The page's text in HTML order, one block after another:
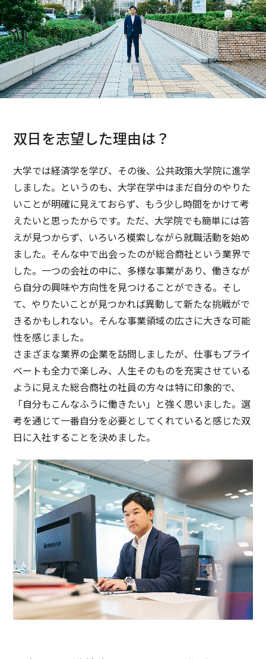
双日を志望した理由は？
大学では経済学を学び、その後、公共政策大学院に進学
しました。というのも、大学在学中はまだ自分のやりた
いことが明確に見えておらず、もう少し時間をかけて考
えたいと思ったからです。ただ、大学院でも簡単には答
えが見つからず、いろいろ模索しながら就職活動を始め
ました。そんな中で出会ったのが総合商社という業界で
した。一つの会社の中に、多様な事業があり、働きなが
ら自分の興味や方向性を見つけることができる。そし
て、やりたいことが見つかれば異動して新たな挑戦がで
きるかもしれない。そんな事業領域の広さに大きな可能
性を感じました。
さまざまな業界の企業を訪問しましたが、仕事もプライ
ベートも全力で楽しみ、人生そのものを充実させている
ように見えた総合商社の社員の方々は特に印象的で、
「自分もこんなふうに働きたい」と強く思いました。選
考を通じて一番自分を必要としてくれていると感じた双
日に入社することを決めました。